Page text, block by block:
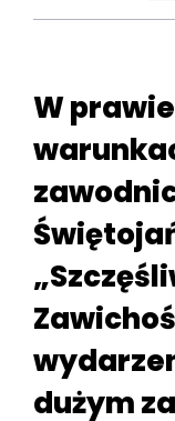
W
dużym